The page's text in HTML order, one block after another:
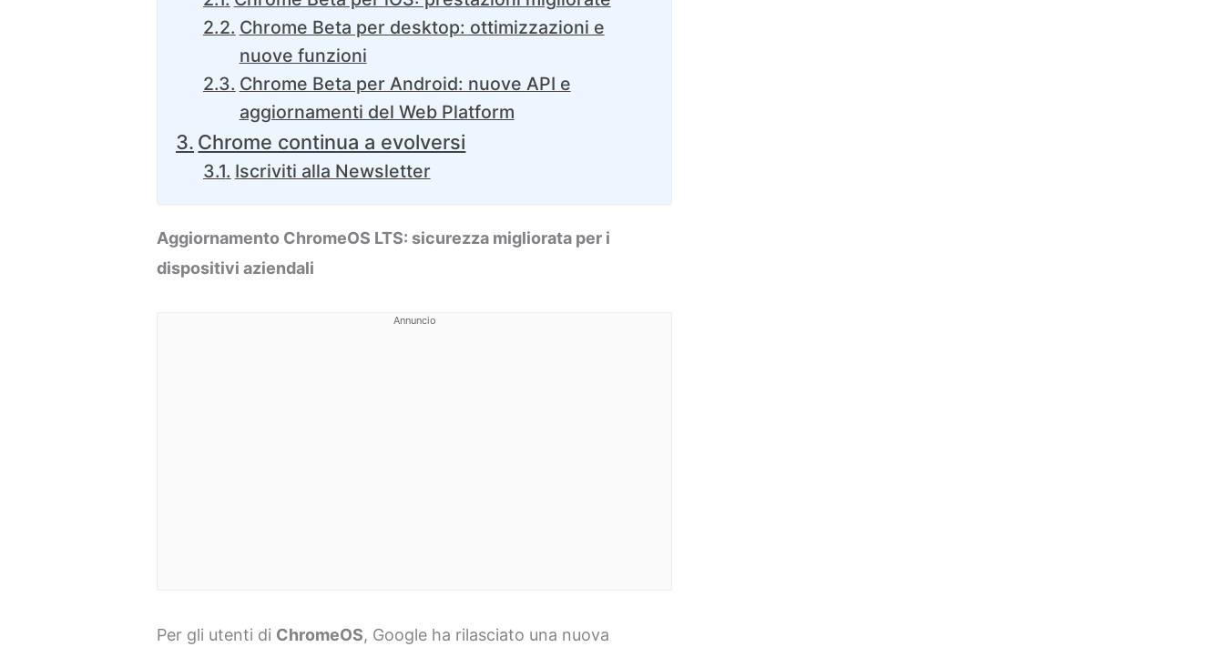
Chrome Beta per desktop: ottimizzazioni e
nuove funzioni
Chrome Beta per Android: nuove API e
aggiornamenti del Web Platform
Chrome continua a evolversi
Iscriviti alla Newsletter
Aggiornamento ChromeOS LTS: sicurezza migliorata per i
dispositivi aziendali
Annuncio
Per gli utenti di ChromeOS, Google ha rilasciato una nuova